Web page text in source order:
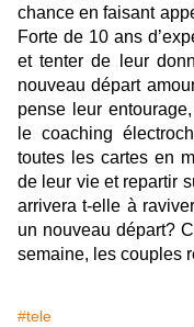
chance en faisant
Forte de 10 ans
et tenter de leur
nouveau départ
pense leur
le coaching
toutes les cartes en
de leur vie et repartir
arrivera t-elle à
un nouveau départ?
semaine, les couples
#tele